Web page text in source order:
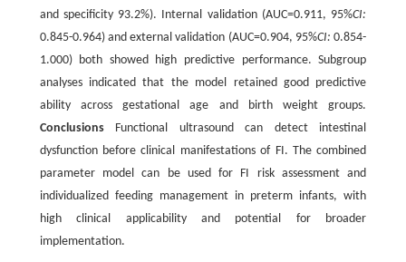
and specificity 93.2%). Internal validation (AUC=0.911, 95%CI:
0.845-0.964) and external validation (AUC=0.904, 95%CI: 0.854-
1.000) both showed high predictive performance. Subgroup
analyses indicated that the model retained good predictive
ability across gestational age and birth weight groups.
ConclusionsFunctional ultrasound can detect intestinal
dysfunction before clinical manifestations of FI. The combined
parameter model can be used for FI risk assessment and
individualized feeding management in preterm infants, with
high clinical applicability and potential for broader
implementation.